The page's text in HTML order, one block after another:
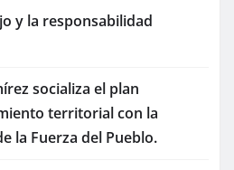
y la responsabilidad
socializa el plan
territorial con la
la Fuerza del Pueblo.